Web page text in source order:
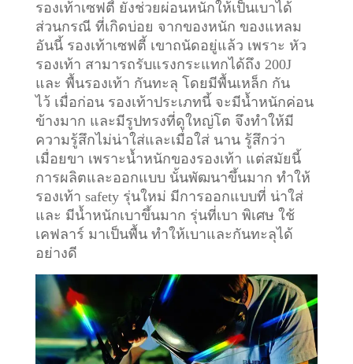
รองเท้าเซฟตี้ ยังช่วยผ่อนหนักให้เป็นเบาได้
ส่วนกรณี ที่เกิดบ่อย จากของหนัก ของแหลม
อันนี้ รองเท้าเซฟตี้ เขาถนัดอยู่แล้ว เพราะ หัว
รองเท้า สามารถรับแรงกระแทกได้ถึง 200J
และ พื้นรองเท้า กันทะลุ โดยมีพื้นเหล็ก กัน
ไว้ เมื่อก่อน รองเท้าประเภทนี้ จะมีน้ำหนักค่อน
ข้างมาก และมีรูปทรงที่ดูใหญ่โต จึงทำให้มี
ความรู้สึกไม่น่าใส่และเมื่อใส่ นาน รู้สึกว่า
เมื่อยขา เพราะน้ำหนักของรองเท้า แต่สมัยนี้
การผลิตและออกแบบ นั้นพัฒนาขึ้นมาก ทำให้
รองเท้า safety รุ่นใหม่ มีการออกแบบที่ น่าใส่
และ มีน้ำหนักเบาขึ้นมาก รุ่นที่เบา พิเศษ ใช้
เคฟลาร์ มาเป็นพื้น ทำให้เบาและกันทะลุได้
อย่างดี